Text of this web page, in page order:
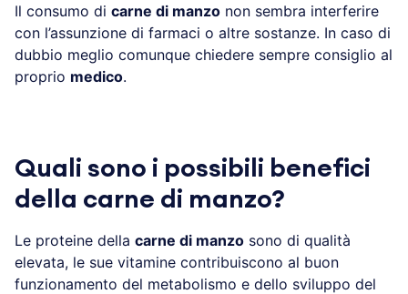
Il consumo di carne di manzo non sembra interferire
con l’assunzione di farmaci o altre sostanze. In caso di
dubbio meglio comunque chiedere sempre consiglio al
proprio medico.
Quali sono i possibili benefici
della carne di manzo?
Le proteine della carne di manzo sono di qualità
elevata, le sue vitamine contribuiscono al buon
funzionamento del metabolismo e dello sviluppo del